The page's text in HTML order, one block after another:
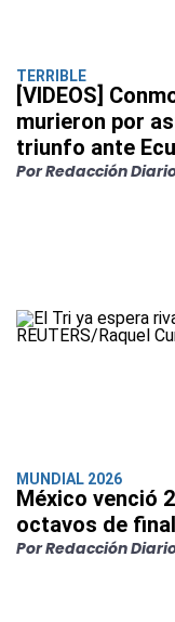
TERRIBLE
[VIDEOS]
murieron por
triunfo ante
Por Redacción
MUNDIAL 2026
México venció
octavos de
Por Redacción